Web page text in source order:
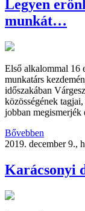
Legyen
munkát…
Első alkalommal 16
munkatárs
időszakában
közösségének
jobban megismerjék
Bővebben
2019. december 9.,
Karácsonyi